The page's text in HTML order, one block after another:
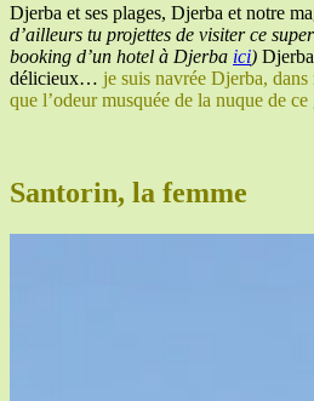
Djerba et ses plages, Djerba et notre
d’ailleurs tu projettes de visiter ce
booking d’un hotel à Djerba ici)
délicieux… je suis navrée Djerba,
que l’odeur musquée de la nuque de ce
Santorin, la femme